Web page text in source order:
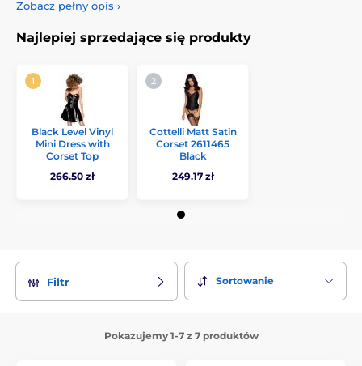
Zobacz pełny opis ›
Najlepiej sprzedające się produkty
Black Level Vinyl
Mini Dress with
Corset Top
266.50 zł
Cottelli Matt Satin
Corset 2611465
Black
249.17 zł
Filtr Sortowanie
Pokazujemy 1-7 z 7 produktów